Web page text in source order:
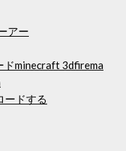
アー
ドminecraft 3dfirema
ードする